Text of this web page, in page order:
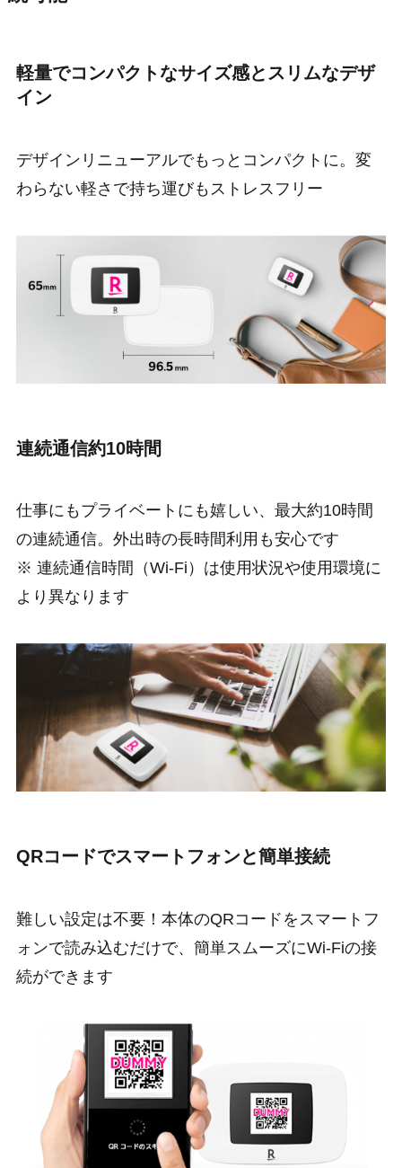
軽量でコンパクトなサイズ感とスリムなデザ
イン
デザインリニューアルでもっとコンパクトに。変
わらない軽さで持ち運びもストレスフリー
連続通信約10時間
仕事にもプライベートにも嬉しい、最大約10時間
の連続通信。外出時の長時間利用も安心です
※ 連続通信時間（Wi-Fi）は使用状況や使用環境に
より異なります
QRコードでスマートフォンと簡単接続
難しい設定は不要！本体のQRコードをスマートフ
ォンで読み込むだけで、簡単スムーズにWi-Fiの接
続ができます